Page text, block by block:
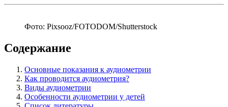
Фото: Pixsooz/FOTODOM/Shutterstoсk
Содержание
Основные показания к аудиометрии
Как проводится аудиометрия?
Виды аудиометрии
Особенности аудиометрии у детей